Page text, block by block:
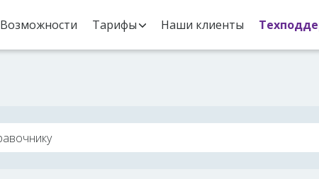
Возможности Тарифы Наши клиенты